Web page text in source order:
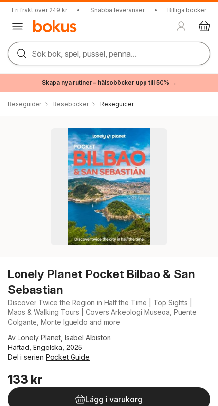
Fri frakt över 249 kr • Snabba leveranser • Billiga böcker
Sök bok, spel, pussel, penna...
Skapa nya rutiner – hälsoböcker upp till 50% →
Reseguider Reseböcker Reseguider
Lonely Planet Pocket Bilbao & San
Sebastian
Discover Twice the Region in Half the Time | Top Sights |
Maps & Walking Tours | Covers Arkeologi Museoa, Puente
Colgante, Monte Igueldo and more
Av Lonely Planet Isabel Albiston
Häftad, Engelska, 2025
Del i serien Pocket Guide
133 kr
Lägg i varukorg